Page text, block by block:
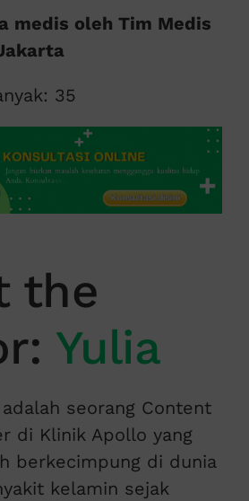
medis oleh Tim Medis
35
the
Yulia
adalah seorang Content
di Klinik Apollo yang
berkecimpung di dunia
kelamin sejak